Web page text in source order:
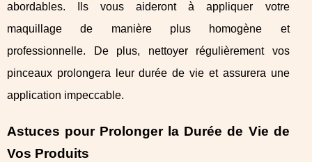
abordables. Ils vous aideront à appliquer votre
maquillage de manière plus homogène et
professionnelle. De plus, nettoyer régulièrement vos
pinceaux prolongera leur durée de vie et assurera une
application impeccable.
Astuces pour Prolonger la Durée de Vie de
Vos Produits